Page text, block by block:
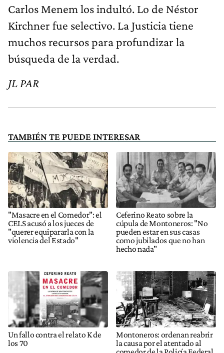
Carlos Menem los indultó. Lo de Néstor
Kirchner fue selectivo. La Justicia tiene
muchos recursos para profundizar la
búsqueda de la verdad.
JL PAR
TAMBIÉN TE PUEDE INTERESAR
"Masacre en el Comedor": el
CELS acusó a los jueces de
"querer equipararla con la
violencia del Estado"
Ceferino Reato sobre la
cúpula de Montoneros: "No
pueden estar en sus casas
como jubilados que no han
hecho nada"
Un fallo contra el relato K de
los 70
Montoneros: ordenan reabrir
la causa por el atentado al